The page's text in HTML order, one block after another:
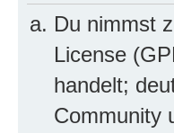
Du nimmst
License
handelt;
Community